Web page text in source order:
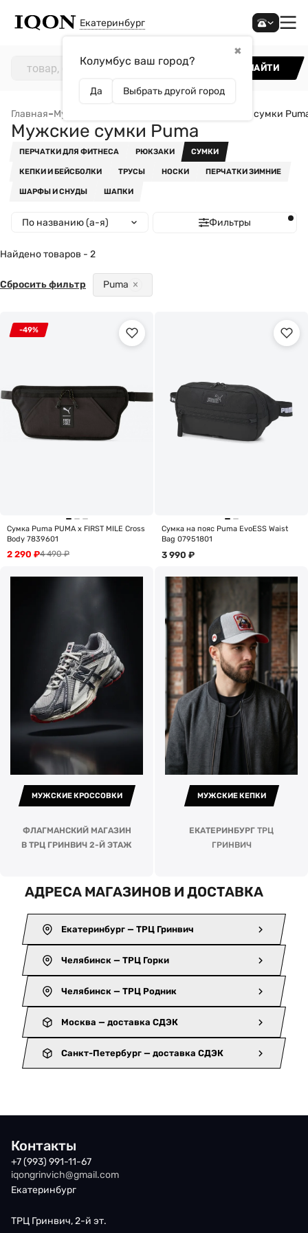
Екатеринбург
✖
Колумбус ваш город?
Да Выбрать другой город
НАЙТИ
Главная–Мужчинам Мужские сумки
Мужские сумки Puma
ПЕРЧАТКИ ДЛЯ ФИТНЕСА РЮКЗАКИ СУМКИ
КЕПКИ И БЕЙСБОЛКИ ТРУСЫ НОСКИ ПЕРЧАТКИ ЗИМНИЕ
ШАРФЫ И СНУДЫ ШАПКИ
По названию (а-я) Фильтры
Найдено товаров - 2
Puma
Сбросить фильтр
-49%
Сумка Puma PUMA x FIRST MILE Cross
Body 7839601
4 490₽
2 290 ₽
Сумка на пояс Puma EvoESS Waist
Bag 07951801
3 990 ₽
МУЖСКИЕ КРОССОВКИ
ФЛАГМАНСКИЙ МАГАЗИН
В ТРЦ ГРИНВИЧ 2-Й ЭТАЖ
МУЖСКИЕ КЕПКИ
ЕКАТЕРИНБУРГ ТРЦ
ГРИНВИЧ
АДРЕСА МАГАЗИНОВ И ДОСТАВКА
Екатеринбург — ТРЦ Гринвич
Челябинск — ТРЦ Горки
Челябинск — ТРЦ Родник
Москва — доставка СДЭК
Санкт-Петербург — доставка СДЭК
Контакты
+7 (993) 991-11-67
iqongrinvich@gmail.com
Екатеринбург
ТРЦ Гринвич, 2-й эт.